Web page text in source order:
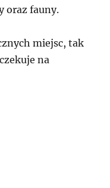
oraz fauny.
miejsc, tak
na